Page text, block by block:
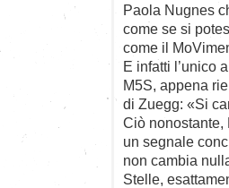
Paola Nugnes
come se si
come il
E infatti l’unico
M5S, appena
di Zuegg: «Si
Ciò nonostante,
un segnale
non cambia
Stelle,